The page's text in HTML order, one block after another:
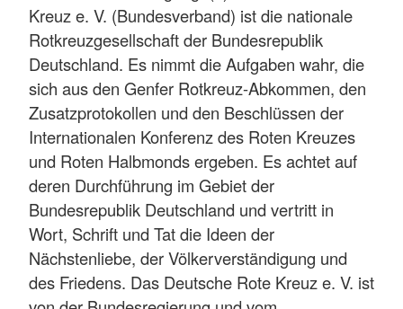
Kreuz e. V. (Bundesverband) ist die nationale
Rotkreuzgesellschaft der Bundesrepublik
Deutschland. Es nimmt die Aufgaben wahr, die
sich aus den Genfer Rotkreuz-Abkommen, den
Zusatzprotokollen und den Beschlüssen der
Internationalen Konferenz des Roten Kreuzes
und Roten Halbmonds ergeben. Es achtet auf
deren Durchführung im Gebiet der
Bundesrepublik Deutschland und vertritt in
Wort, Schrift und Tat die Ideen der
Nächstenliebe, der Völkerverständigung und
des Friedens. Das Deutsche Rote Kreuz e. V. ist